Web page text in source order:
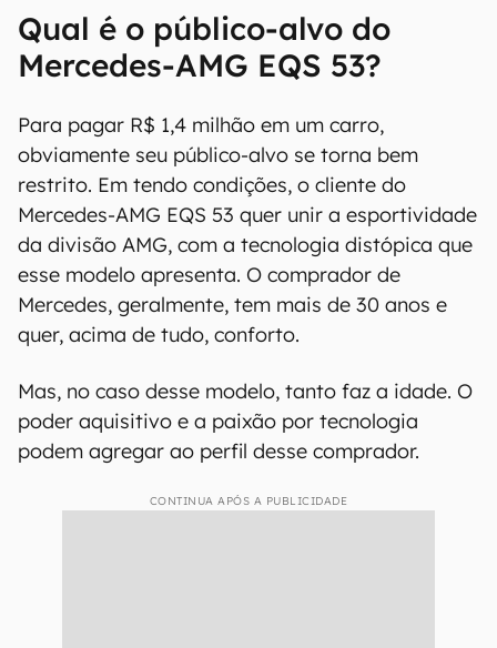
Qual é o público-alvo do
Mercedes-AMG EQS 53?
Para pagar R$ 1,4 milhão em um carro,
obviamente seu público-alvo se torna bem
restrito. Em tendo condições, o cliente do
Mercedes-AMG EQS 53 quer unir a esportividade
da divisão AMG, com a tecnologia distópica que
esse modelo apresenta. O comprador de
Mercedes, geralmente, tem mais de 30 anos e
quer, acima de tudo, conforto.
Mas, no caso desse modelo, tanto faz a idade. O
poder aquisitivo e a paixão por tecnologia
podem agregar ao perfil desse comprador.
CONTINUA APÓS A PUBLICIDADE